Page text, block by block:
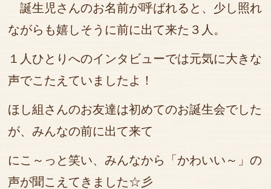
誕生児さんのお名前が呼ばれると、少し照れ
ながらも嬉しそうに前に出て来た３人。
１人ひとりへのインタビューでは元気に大きな
声でこたえていましたよ！
ほし組さんのお友達は初めてのお誕生会でした
が、みんなの前に出て来て
にこ～っと笑い、みんなから
「かわいい～」の
声が聞こえてきました☆彡